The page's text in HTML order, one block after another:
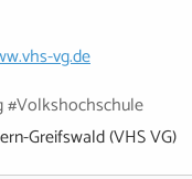
vg.de
#Volkshochschule
Greifswald (VHS VG)